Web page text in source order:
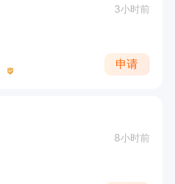
3小时前
申请
8小时前